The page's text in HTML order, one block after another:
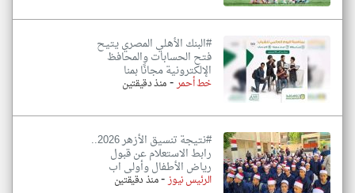
#البنك الأهلي المصري يتيح
فتح الحسابات والمحافظ
الإلكترونية مجانًا بمنا
خط أحمر-منذ دقيقتين
#نتيجة تنسيق الأزهر 2026..
رابط الاستعلام عن قبول
رياض الأطفال وأولى اب
الرئيس نيوز-منذ دقيقتين